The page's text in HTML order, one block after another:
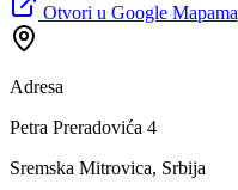
Otvori u Google Mapama
Adresa
Petra Preradovića 4
Sremska Mitrovica, Srbija